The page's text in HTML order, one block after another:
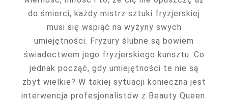
do śmierci, każdy mistrz sztuki fryzjerskiej
musi się wspiąć na wyżyny swych
umiejętności. Fryzury ślubne są bowiem
świadectwem jego fryzjerskiego kunsztu. Co
jednak począć, gdy umiejętności te nie są
zbyt wielkie? W takiej sytuacji konieczna jest
interwencja profesjonalistów z Beauty Queen.